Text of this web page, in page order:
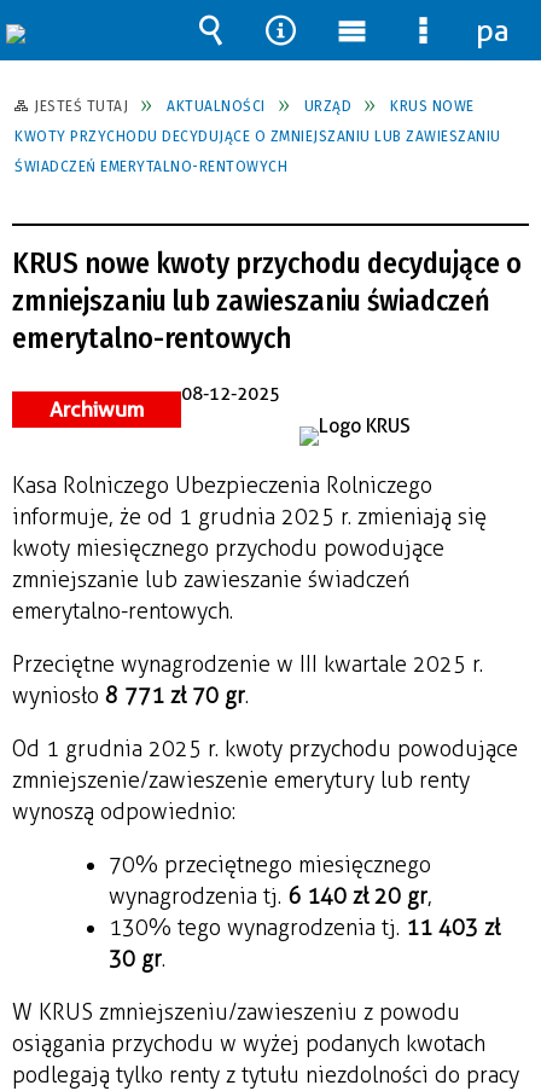
JESTEŚ TUTAJ AKTUALNOŚCI URZĄD
KRUS NOWE
KWOTY PRZYCHODU DECYDUJĄCE O ZMNIEJSZANIU LUB ZAWIESZANIU
ŚWIADCZEŃ EMERYTALNO-RENTOWYCH
KRUS nowe kwoty przychodu decydujące o
zmniejszaniu lub zawieszaniu świadczeń
emerytalno-rentowych
Archiwum
08-12-2025
Kasa Rolniczego Ubezpieczenia Rolniczego
informuje, że od 1 grudnia 2025 r. zmieniają się
kwoty miesięcznego przychodu powodujące
zmniejszanie lub zawieszanie świadczeń
emerytalno-rentowych.
Przeciętne wynagrodzenie w III kwartale 2025 r.
wyniosło 8 771 zł 70 gr.
Od 1 grudnia 2025 r. kwoty przychodu powodujące
zmniejszenie/zawieszenie emerytury lub renty
wynoszą odpowiednio:
70% przeciętnego miesięcznego
wynagrodzenia tj. 6 140 zł 20 gr,
130% tego wynagrodzenia tj. 11 403 zł
30 gr.
W KRUS zmniejszeniu/zawieszeniu z powodu
osiągania przychodu w wyżej podanych kwotach
podlegają tylko renty z tytułu niezdolności do pracy
Wyszukiwarka
Narzędzia
Menu
główne
Menu